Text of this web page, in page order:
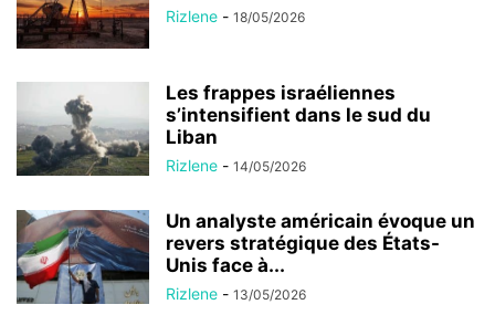
Rizlene - 18/05/2026
Les frappes israéliennes
s’intensifient dans le sud du
Liban
Rizlene - 14/05/2026
Un analyste américain évoque un
revers stratégique des États-
Unis face à...
Rizlene - 13/05/2026